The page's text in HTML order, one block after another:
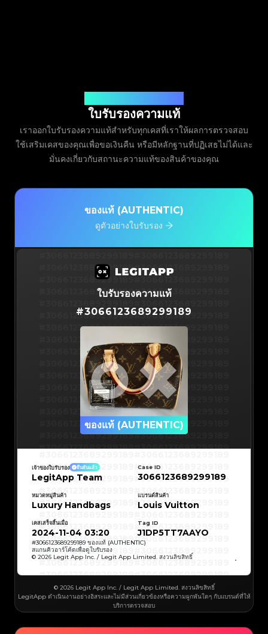
ใบรับรองความแท้
เราออกใบรับรองความแท้สำหรับทุกเคสที่เราให้ผลการตรวจสอบ
ใช้เสริมเคสของคุณเพื่อขอเงินคืน หรือมีหลักฐานที่ปฏิเสธไม่ได้และ
มั่นคงเกี่ยวกับสถานะความแท้ของสินค้าของคุณ
ของแท้ (AUTHENTIC)
ดูตัวอย่างใบรับรอง
#3066123689299189#3066123689299189
#3066123689299189#3066123689299189
#3066123689299189#3066123689299189
#3066123689299189#3066123689299189
#3066123689299189#3066123689299189
#3066123689299189#3066123689299189
#3066123689299189#3066123689299189
#3066123689299189#3066123689299189
#3066123689299189#3066123689299189
#3066123689299189#3066123689299189
#3066123689299189#3066123689299189
#3066123689299189#3066123689299189
#3066123689299189#3066123689299189
#3066123689299189#3066123689299189
#3066123689299189
#3066123689299189
#3066123689299189
#3066123689299189
#3066123689299189
#3066123689299189
#3066123689299189
#3066123689299189
#3066123689299189
#3066123689299189
#3066123689299189
#3066123689299189
#3066123689299189#3066123689299189
#3066123689299189 #3066123689299189
#3066123689299189#3066123689299189
#3066123689299189#3066123689299189
#3066123689299189#3066123689299189
#3066123689299189#3066123689299189
#3066123689299189#3066123689299189
ใบรับรองความแท้
#3066123689299189
ของแท้ (AUTHENTIC)
#3066123689299189
#3066123689299189
#3066123689299189
#3066123689299189
#3066123689299189
#3066123689299189
#3066123689299189
#3066123689299189
#3066123689299189
#3066123689299189
#3066123689299189#3066123689299189
#3066123689299189
#3066123689299189
#3066123689299189#3066123689299189
#3066123689299189#3066123689299189
#3066123689299189#3066123689299189
#3066123689299189#3066123689299189
#3066123689299189#3066123689299189
เจ้าของใบรับรอง ยืนยันแล้ว
LegitApp Team
Case ID
3066123689299189
หมวดหมู่สินค้า
Luxury Handbags
แบรนด์สินค้า
Louis Vuitton
เคสเสร็จสิ้นเมื่อ
2024-11-04 03:20
Tag ID
J1DP5TT7AAYO
#3066123689299189 ของแท้ (AUTHENTIC)
สแกนคิวอาร์โค้ดเพื่อดูใบรับรอง
© 2026 Legit App Inc. / Legit App Limited. สงวนลิขสิทธิ์
© 2026 Legit App Inc. / Legit App Limited. สงวนลิขสิทธิ์
LegitApp ดำเนินงานอย่างอิสระและไม่มีส่วนเกี่ยวข้องหรือความผูกพันใดๆ กับแบรนด์ที่ให้
บริการตรวจสอบ